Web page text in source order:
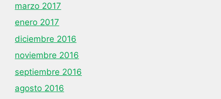
marzo 2017
enero 2017
diciembre 2016
noviembre 2016
septiembre 2016
agosto 2016